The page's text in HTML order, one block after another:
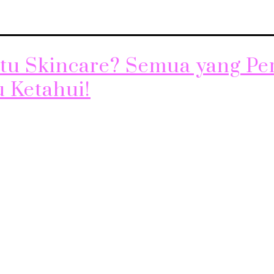
Skincare? Semua yang
Ketahui!